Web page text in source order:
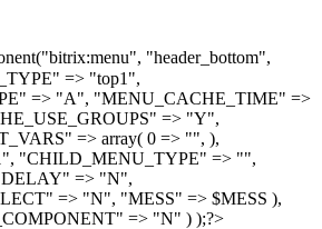
"header_bottom",
=> "top1",
=> "A", "MENU_CACHE_TIME" =>
=> "Y",
=> array( 0 => "", ),
"CHILD_MENU_TYPE" => "",
=> "N",
=> "N", "MESS" => $MESS ),
=> "N" ) );?>